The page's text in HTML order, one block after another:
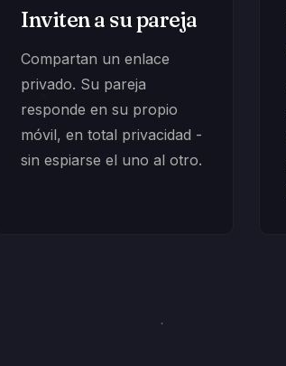
Inviten a su pareja
Compartan un enlace
privado. Su pareja
responde en su propio
móvil, en total privacidad -
sin espiarse el uno al otro.